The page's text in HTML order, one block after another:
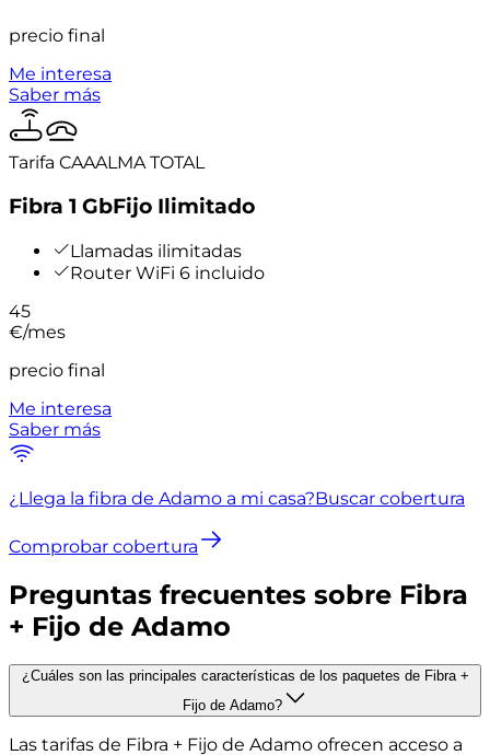
precio final
Me interesa
Saber más
Tarifa CAAALMA TOTAL
Fibra 1 GbFijo Ilimitado
Llamadas ilimitadas
Router WiFi 6 incluido
45
€/mes
precio final
Me interesa
Saber más
¿Llega la fibra de Adamo a mi casa?Buscar cobertura
Comprobar cobertura
Preguntas frecuentes sobre Fibra
+ Fijo de Adamo
¿Cuáles son las principales características de los paquetes de Fibra +
Fijo de Adamo?
Las tarifas de Fibra + Fijo de Adamo ofrecen acceso a